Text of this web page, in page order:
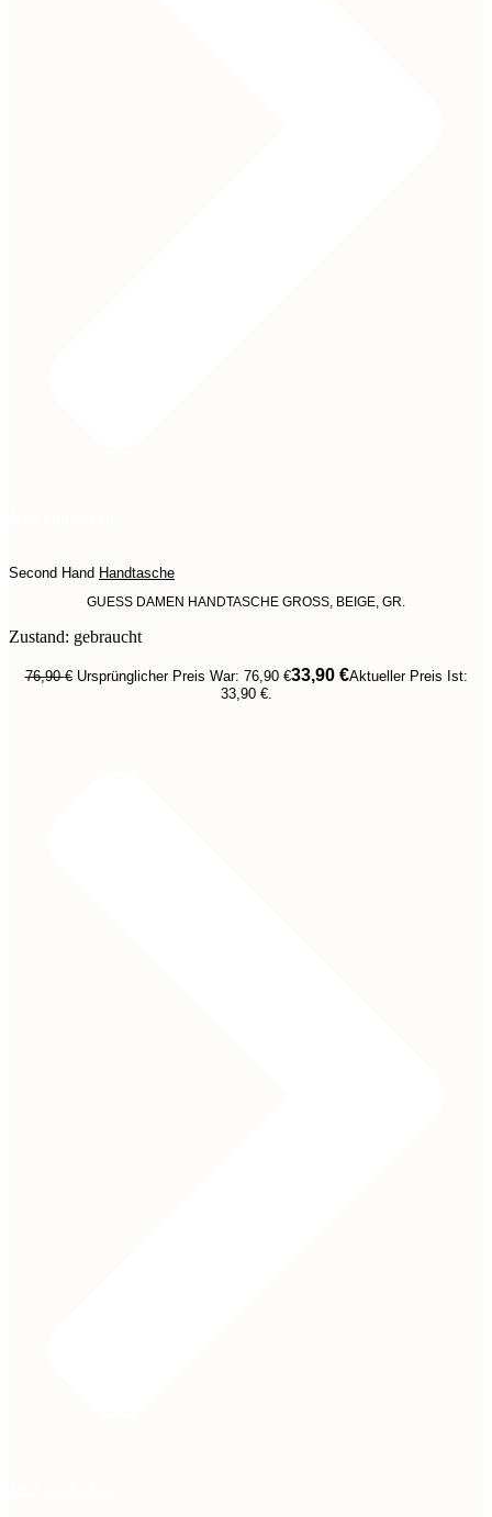
Second Hand Handtasche
GUESS DAMEN HANDTASCHE GROSS, BEIGE, GR.
Zustand: gebraucht
76,90€ Ursprünglicher Preis War: 76,90 €33,90 €Aktueller Preis Ist:
33,90 €.